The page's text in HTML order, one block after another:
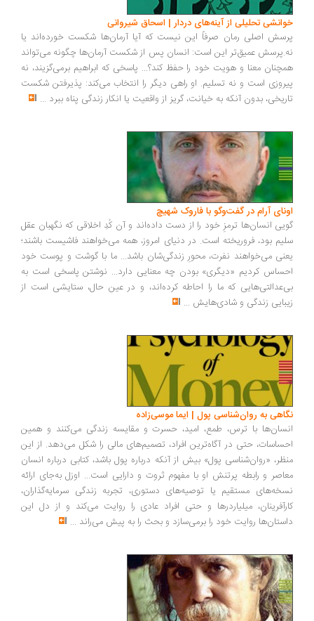
خوانشی تحلیلی از آینه‌های دردار | اسحاق شیروانی
پرسش اصلی رمان صرفاً این نیست که آیا آرمان‌ها شکست خورده‌اند یا
نه.پرسش عمیق‌تر این است: انسان پس از شکست آرمان‌ها چگونه می‌تواند
همچنان معنا و هویت خود را حفظ کند؟... پاسخی که ابراهیم برمی‌گزیند، نه
پیروزی است و نه تسلیم. او راهی دیگر را انتخاب می‌کند: پذیرفتن شکست
تاریخی، بدون آنکه به خیانت، گریز از واقعیت یا انکار زندگی پناه ببرد ...
اونای آرام در گفت‌وگو با فاروک شهیچ‭
گویی انسان‌ها ترمزِ خود را از دست داده‌اند و آن کُدِ اخلاقی که نگهبان عقل
سلیم بود، فروریخته است. در دنیای امروز، همه می‌خواهند فاشیست باشند؛
یعنی می‌خواهند نفرت، محورِ زندگی‌شان باشد... ما با گوشت و پوست خود
احساس کردیم «دیگری» بودن چه معنایی دارد... نوشتن پاسخی است به
بی‌عدالتی‌هایی که ما را احاطه کرده‌اند، و در عین حال، ستایشی است از
زیبایی زندگی و شادی‌هایش ...
نگاهی به روان‌شناسی پول | ایما موسی‌زاده
انسان‌ها با ترس، طمع، امید، حسرت و مقایسه زندگی می‌کنند و همین
احساسات، حتی در آگاه‌ترین افراد، تصمیم‌های مالی را شکل می‌دهد. از این
منظر، «روان‌شناسی پول» بیش از آنکه درباره پول باشد، کتابی درباره انسان
معاصر و رابطه پرتنش او با مفهوم ثروت و دارایی است... اوزل به‌جای ارائه
نسخه‌های مستقیم یا توصیه‌های دستوری، تجربه زندگی سرمایه‌گذاران،
کارآفرینان، میلیاردرها و حتی افراد عادی را روایت می‌کند و از دل این
داستان‌ها روایت خود را برمی‌سازد و بحث را به پیش می‌راند ...